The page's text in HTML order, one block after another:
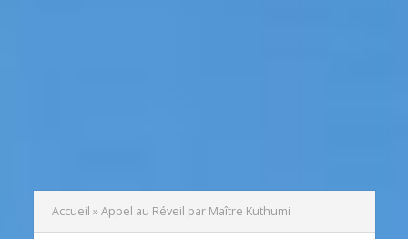
Accueil »Appel au Réveil par Maître Kuthumi